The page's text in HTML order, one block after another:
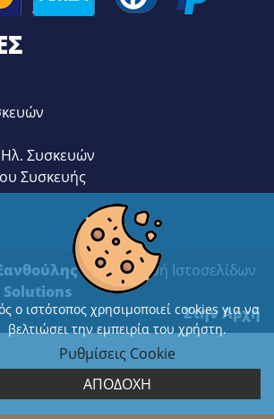
Συσκευών
Συσκευής
| Κατασκευή Ιστοσελίδων
Στην Αρχή
ο ιστότοπος χρησιμοποιεί cookies για να
βελτιώσει την εμπειρία του χρήστη.
Ρυθμίσεις Cookie
ΑΠΟΔΟΧΗ